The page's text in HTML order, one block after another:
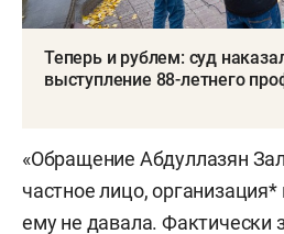
Теперь и рублем: суд
выступление 88-летнего
«Обращение Абдуллазян
частное лицо,
ему не давала. Фактически